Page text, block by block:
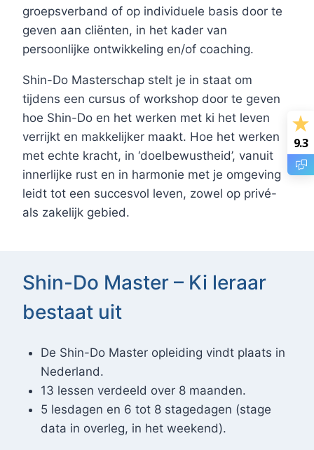
groepsverband of op individuele basis door te
geven aan cliënten, in het kader van
persoonlijke ontwikkeling en/of coaching.
Shin-Do Masterschap stelt je in staat om
tijdens een cursus of workshop door te geven
hoe Shin-Do en het werken met ki het leven
verrijkt en makkelijker maakt. Hoe het werken
met echte kracht, in ‘doelbewustheid’, vanuit
innerlijke rust en in harmonie met je omgeving
leidt tot een succesvol leven, zowel op privé-
als zakelijk gebied.
Shin-Do Master – Ki leraar
bestaat uit
De Shin-Do Master opleiding vindt plaats in
Nederland.
13 lessen verdeeld over 8 maanden.
5 lesdagen en 6 tot 8 stagedagen (stage
data in overleg, in het weekend).
9.3